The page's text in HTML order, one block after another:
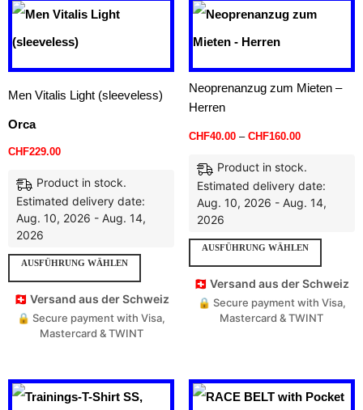
Men Vitalis Light (sleeveless)
Orca
CHF229.00
Product in stock.
Estimated delivery date:
Aug. 10, 2026 - Aug. 14,
2026
AUSFÜHRUNG WÄHLEN
🇨🇭 Versand aus der Schweiz
🔒 Secure payment with Visa,
Mastercard & TWINT
Neoprenanzug zum Mieten –
Herren
CHF40.00 – CHF160.00
Product in stock.
Estimated delivery date:
Aug. 10, 2026 - Aug. 14,
2026
AUSFÜHRUNG WÄHLEN
🇨🇭 Versand aus der Schweiz
🔒 Secure payment with Visa,
Mastercard & TWINT